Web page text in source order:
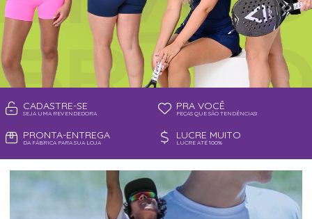
CADASTRE-SE
SEJA UMA REVENDEDORA
PRA VOCÊ
PEÇAS QUE SÃO TENDÊNCIAS!
PRONTA-ENTREGA
DA FÁBRICA PARA SUA LOJA
LUCRE MUITO
LUCRE ATÉ 100%